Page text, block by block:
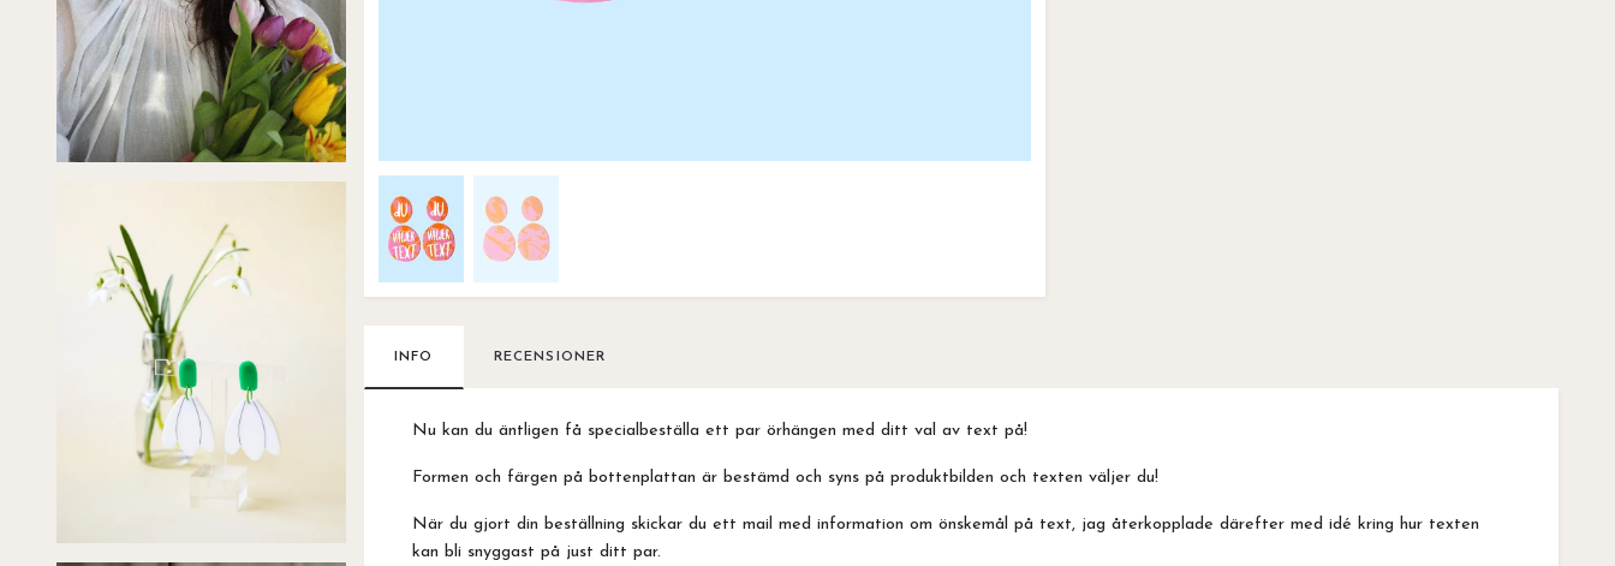
INFO RECENSIONER
Nu kan du äntligen få specialbeställa ett par örhängen med ditt val av text på!
Formen och färgen på bottenplattan är bestämd och syns på produktbilden och texten väljer du!
När du gjort din beställning skickar du ett mail med information om önskemål på text, jag återkopplade därefter med idé kring hur texten
kan bli snyggast på just ditt par.